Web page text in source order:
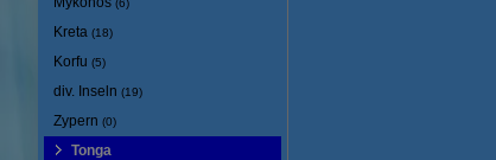
(6)
Kreta (18)
Korfu (5)
div. Inseln (19)
Zypern (0)
Tonga